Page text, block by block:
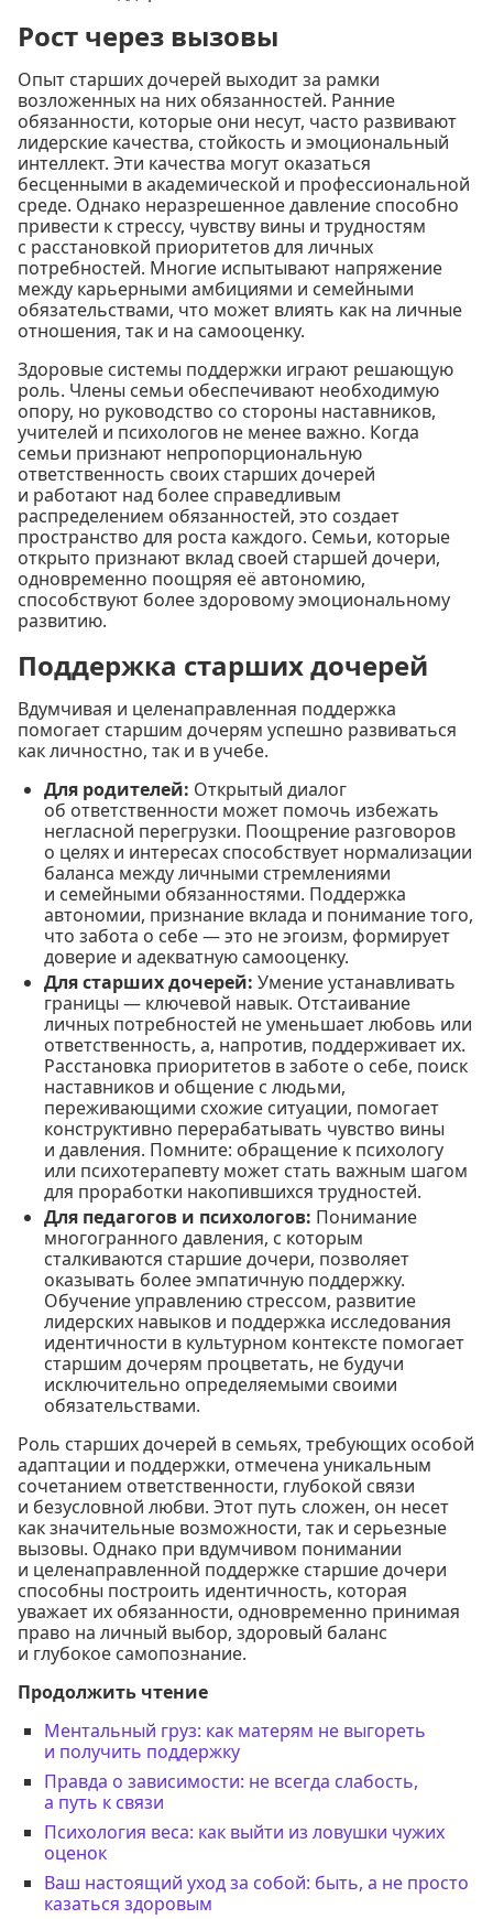
Рост через вызовы
Опыт старших дочерей выходит за рамки
возложенных на них обязанностей. Ранние
обязанности, которые они несут, часто развивают
лидерские качества, стойкость и эмоциональный
интеллект. Эти качества могут оказаться
бесценными в академической и профессиональной
среде. Однако неразрешенное давление способно
привести к стрессу, чувству вины и трудностям
с расстановкой приоритетов для личных
потребностей. Многие испытывают напряжение
между карьерными амбициями и семейными
обязательствами, что может влиять как на личные
отношения, так и на самооценку.
Здоровые системы поддержки играют решающую
роль. Члены семьи обеспечивают необходимую
опору, но руководство со стороны наставников,
учителей и психологов не менее важно. Когда
семьи признают непропорциональную
ответственность своих старших дочерей
и работают над более справедливым
распределением обязанностей, это создает
пространство для роста каждого. Семьи, которые
открыто признают вклад своей старшей дочери,
одновременно поощряя её автономию,
способствуют более здоровому эмоциональному
развитию.
Поддержка старших дочерей
Вдумчивая и целенаправленная поддержка
помогает старшим дочерям успешно развиваться
как личностно, так и в учебе.
Для родителей: Открытый диалог
об ответственности может помочь избежать
негласной перегрузки. Поощрение разговоров
о целях и интересах способствует нормализации
баланса между личными стремлениями
и семейными обязанностями. Поддержка
автономии, признание вклада и понимание того,
что забота о себе — это не эгоизм, формирует
доверие и адекватную самооценку.
Для старших дочерей: Умение устанавливать
границы — ключевой навык. Отстаивание
личных потребностей не уменьшает любовь или
ответственность, а, напротив, поддерживает их.
Расстановка приоритетов в заботе о себе, поиск
наставников и общение с людьми,
переживающими схожие ситуации, помогает
конструктивно перерабатывать чувство вины
и давления. Помните: обращение к психологу
или психотерапевту может стать важным шагом
для проработки накопившихся трудностей.
Для педагогов и психологов: Понимание
многогранного давления, с которым
сталкиваются старшие дочери, позволяет
оказывать более эмпатичную поддержку.
Обучение управлению стрессом, развитие
лидерских навыков и поддержка исследования
идентичности в культурном контексте помогает
старшим дочерям процветать, не будучи
исключительно определяемыми своими
обязательствами.
Роль старших дочерей в семьях, требующих особой
адаптации и поддержки, отмечена уникальным
сочетанием ответственности, глубокой связи
и безусловной любви. Этот путь сложен, он несет
как значительные возможности, так и серьезные
вызовы. Однако при вдумчивом понимании
и целенаправленной поддержке старшие дочери
способны построить идентичность, которая
уважает их обязанности, одновременно принимая
право на личный выбор, здоровый баланс
и глубокое самопознание.
Продолжить чтение
Ментальный груз: как матерям не выгореть
и получить поддержку
Правда о зависимости: не всегда слабость,
а путь к связи
Психология веса: как выйти из ловушки чужих
оценок
Ваш настоящий уход за собой: быть, а не просто
казаться здоровым